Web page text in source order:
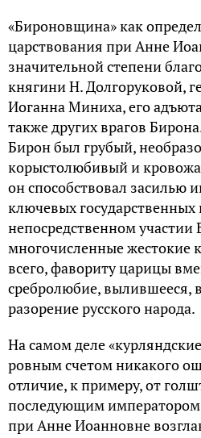
«Бироновщина» как
царствования при Анне
значительной степени
княгини Н. Долгоруковой,
Иоганна Миниха, его
также других врагов
Бирон был грубый,
корыстолюбивый и
он способствовал засилью
ключевых государственных
непосредственном участии
многочисленные жестокие
всего, фавориту царицы
сребролюбие, вылившееся,
разорение русского народа.
На самом деле
ровным счетом никакого
отличие, к примеру, от
последующим
при Анне Иоанновне